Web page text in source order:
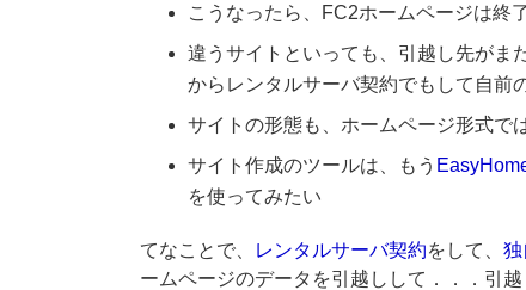
こうなったら、FC2ホームページは終
違うサイトといっても、引越し先がま
からレンタルサーバ契約でもして自前
サイトの形態も、ホームページ形式で
サイト作成のツールは、もう
を使ってみたい
てなことで、 レンタルサーバ契約をして、 独
ームページのデータを引越しして．．．引